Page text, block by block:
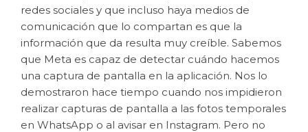
redes sociales y que incluso haya medios de
comunicación que lo compartan es que la
información que da resulta muy creíble. Sabemos
que Meta es capaz de detectar cuándo hacemos
una captura de pantalla en la aplicación. Nos lo
demostraron hace tiempo cuando nos impidieron
realizar capturas de pantalla a las fotos temporales
en WhatsApp o al avisar en Instagram. Pero no